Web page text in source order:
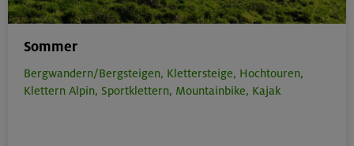
Sommer
Bergwandern/Bergsteigen, Klettersteige, Hochtouren,
Klettern Alpin, Sportklettern, Mountainbike, Kajak